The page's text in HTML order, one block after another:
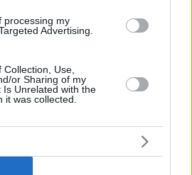
processing my
Advertising.
Use,
or Sharing of my
Is Unrelated with the
it was collected.
Twitter
Telegram